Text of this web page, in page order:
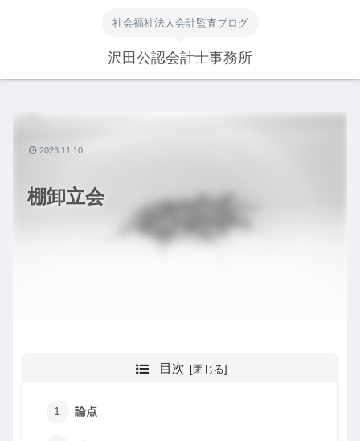
社会福祉法人会計監査ブログ
沢田公認会計士事務所
棚卸立会
2023.11.10
目次
論点